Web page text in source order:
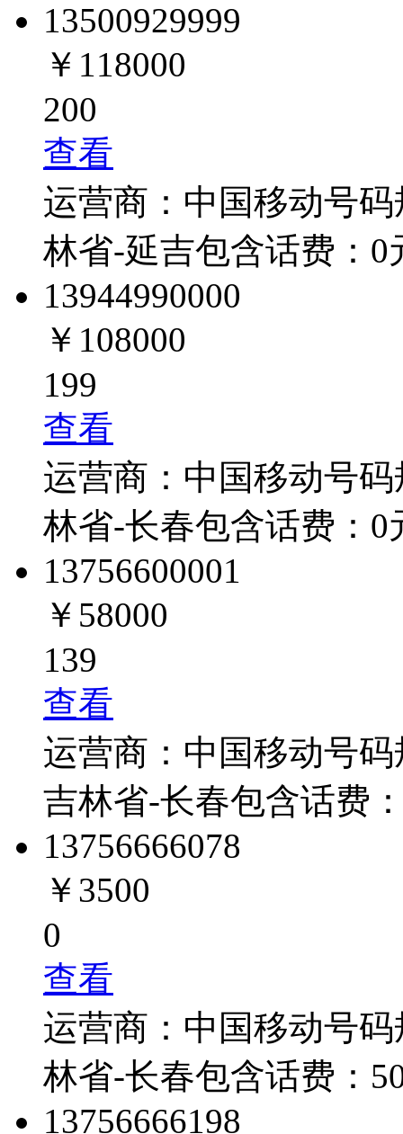
13500929999
￥118000
200
查看
运营商： 中国移动号
林省-延吉包含话费： 0
13944990000
￥108000
199
查看
运营商： 中国移动号
林省-长春包含话费： 0
13756600001
￥58000
139
查看
运营商： 中国移动号
吉林省-长春包含话费
13756666078
￥3500
0
查看
运营商： 中国移动号
林省-长春包含话费：
13756666198